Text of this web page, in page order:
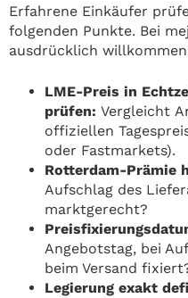
Erfahrene Einkäufer
folgenden Punkte. Bei
ausdrücklich
LME-Preis in
prüfen: Vergleicht
offiziellen
oder Fastmarkets).
Rotterdam-Prämie
Aufschlag des
marktgerecht?
Angebotstag, bei
beim Versand
Legierung exakt